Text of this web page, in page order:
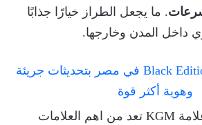
. ما يجعل الطراز خيارًا جذابًا
داخل المدن وخارجها.
ومن المعروف ان علامة KGM تعد من اهم العلامات